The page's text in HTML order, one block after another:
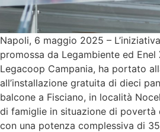
Napoli, 6 maggio 2025 –
promossa da Legambiente ed
Legacoop Campania, ha portato
all’installazione gratuita di dieci
balcone a Fisciano, in località
di famiglie in situazione di povertà
con una potenza complessiva di